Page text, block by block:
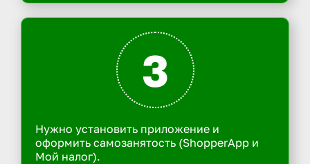
3
Нужно установить приложение и
оформить самозанятость (ShopperApp и
Мой налог).